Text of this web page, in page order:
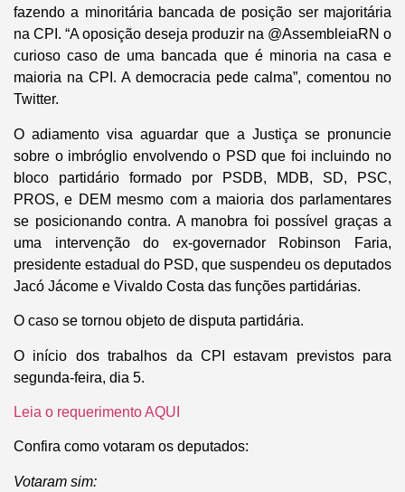
fazendo a minoritária bancada de posição ser majoritária
na CPI. “A oposição deseja produzir na @AssembleiaRN o
curioso caso de uma bancada que é minoria na casa e
maioria na CPI. A democracia pede calma”, comentou no
Twitter.
O adiamento visa aguardar que a Justiça se pronuncie
sobre o imbróglio envolvendo o PSD que foi incluindo no
bloco partidário formado por PSDB, MDB, SD, PSC,
PROS, e DEM mesmo com a maioria dos parlamentares
se posicionando contra. A manobra foi possível graças a
uma intervenção do ex-governador Robinson Faria,
presidente estadual do PSD, que suspendeu os deputados
Jacó Jácome e Vivaldo Costa das funções partidárias.
O caso se tornou objeto de disputa partidária.
O início dos trabalhos da CPI estavam previstos para
segunda-feira, dia 5.
Leia o requerimento AQUI
Confira como votaram os deputados:
Votaram sim: